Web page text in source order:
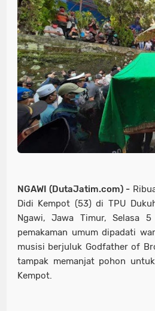
NGAWI (DutaJatim.com) -
Didi Kempot (53) di TPU
Ngawi, Jawa Timur, Selasa
pemakaman umum dipadati
musisi berjuluk Godfather of
tampak memanjat pohon
Kempot.